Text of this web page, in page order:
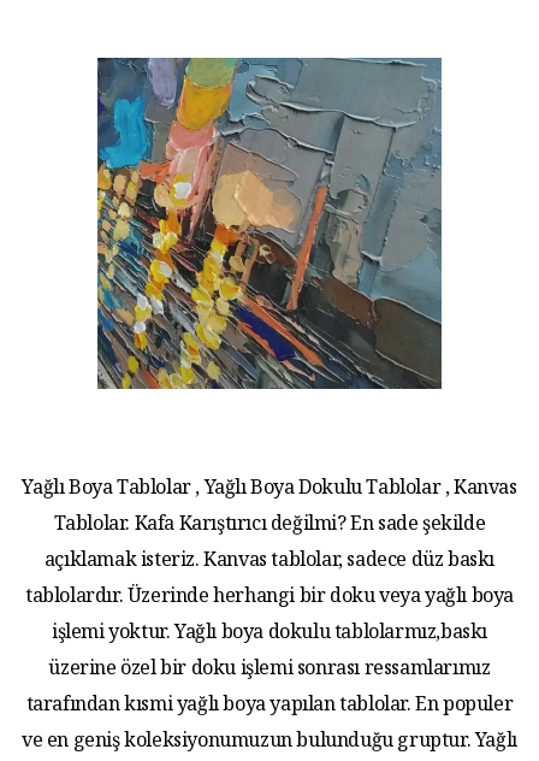
Yağlı Boya Tablolar , Yağlı Boya Dokulu Tablolar , Kanvas
Tablolar. Kafa Karıştırıcı değilmi? En sade şekilde
açıklamak isteriz. Kanvas tablolar, sadece düz baskı
tablolardır. Üzerinde herhangi bir doku veya yağlı boya
işlemi yoktur. Yağlı boya dokulu tablolarmız,baskı
üzerine özel bir doku işlemi sonrası ressamlarımız
tarafından kısmi yağlı boya yapılan tablolar. En populer
ve en geniş koleksiyonumuzun bulunduğu gruptur. Yağlı